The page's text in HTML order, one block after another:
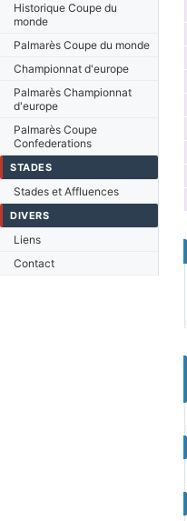
Historique Coupe du
monde
Palmarès Coupe du monde
Championnat d'europe
Palmarès Championnat
d'europe
Palmarès Coupe
Confederations
STADES
Stades et Affluences
DIVERS
Liens
Contact